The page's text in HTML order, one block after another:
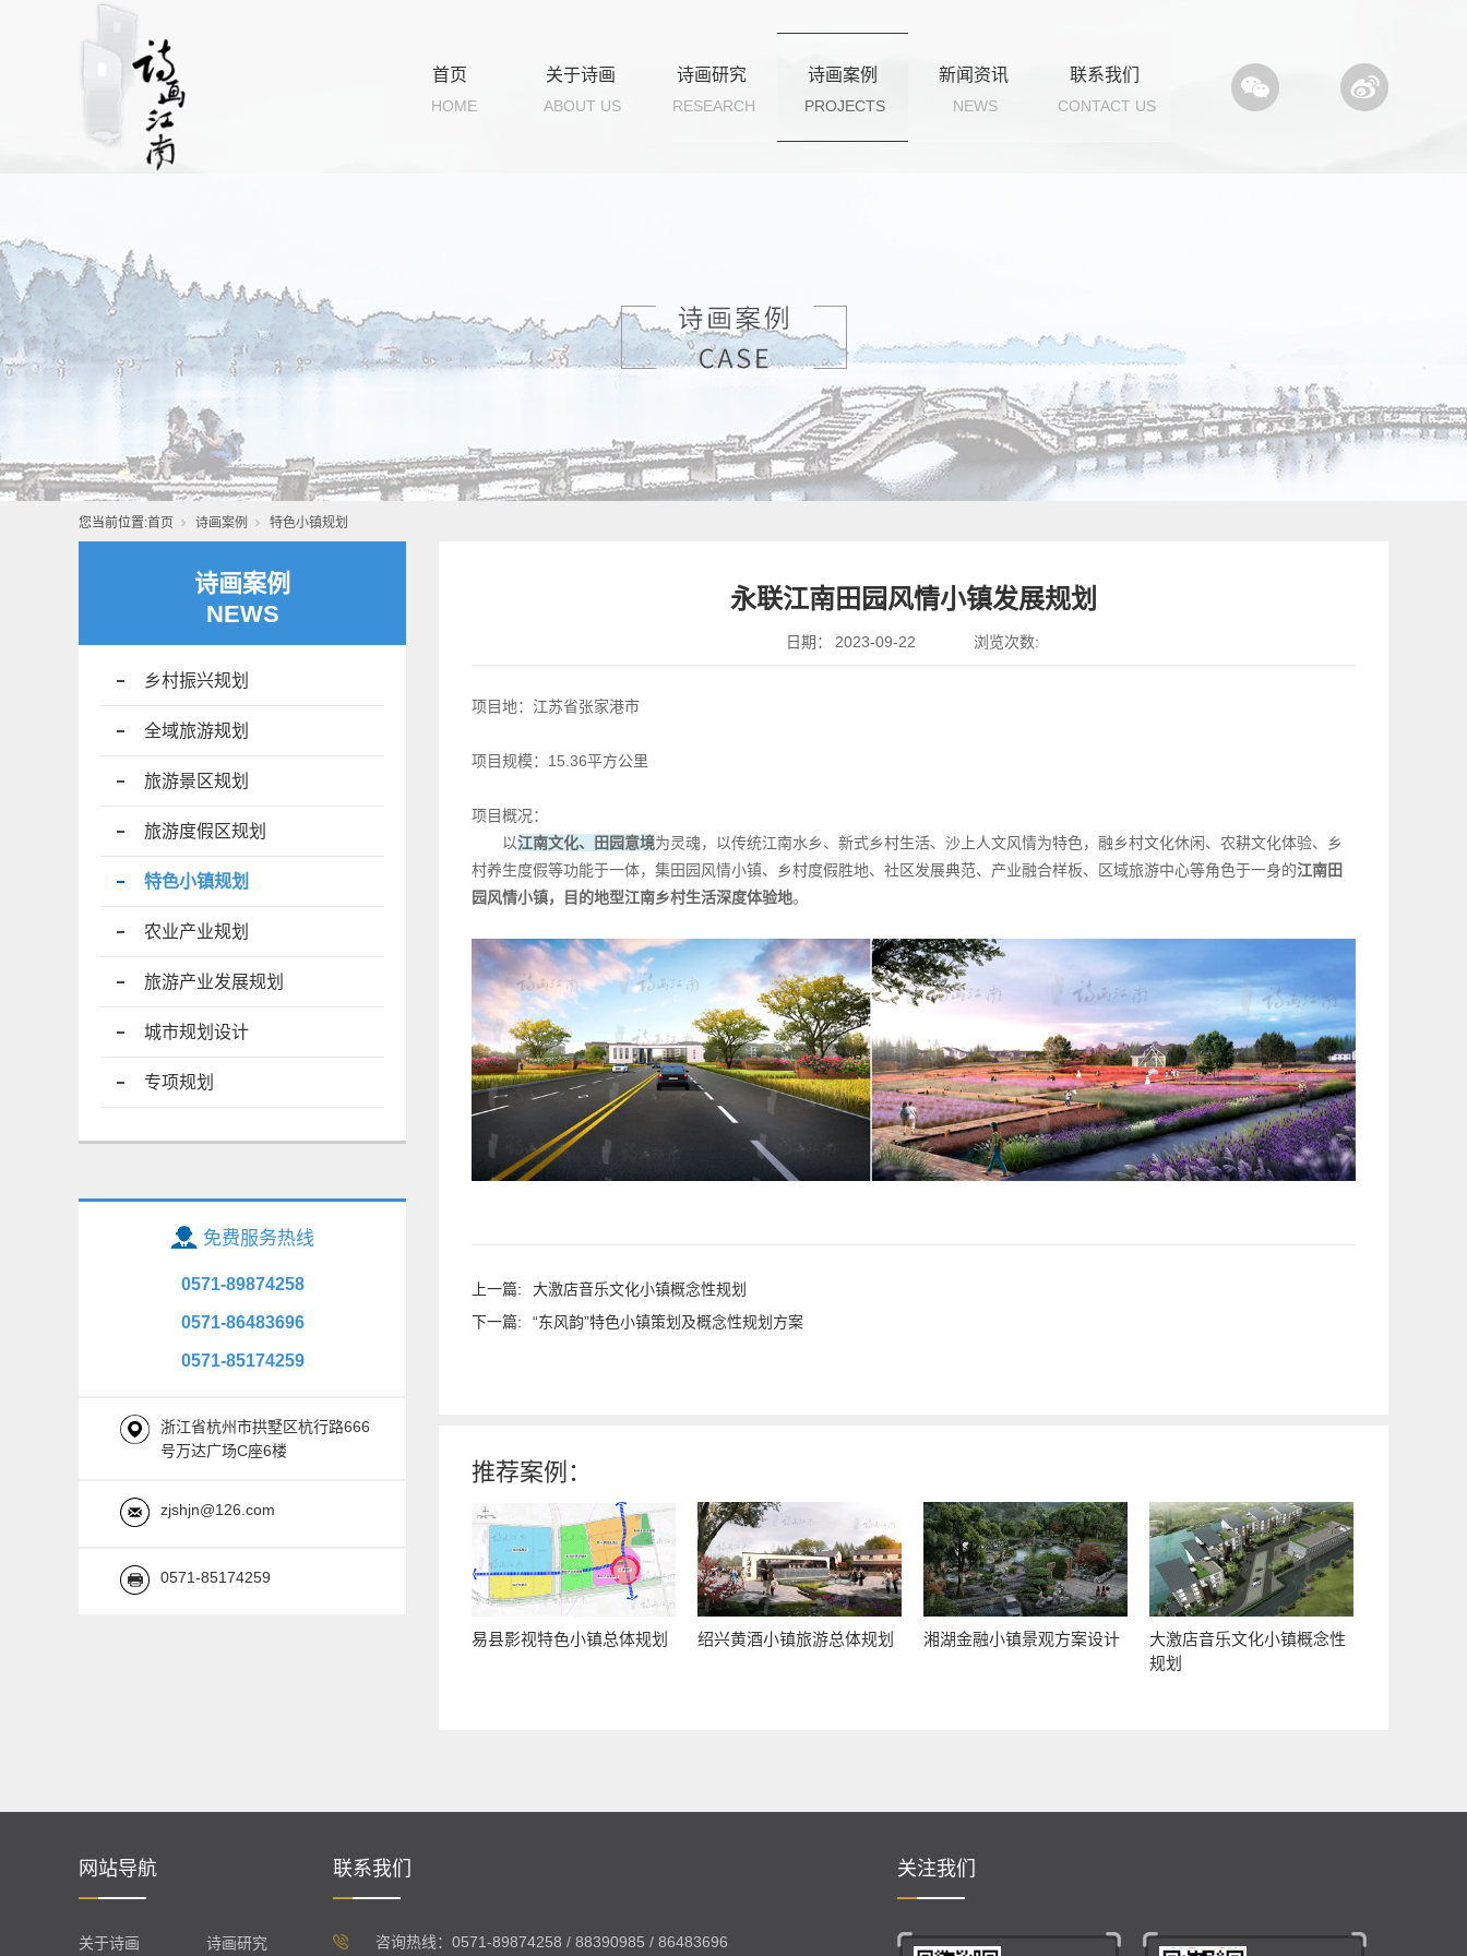
首页 关于诗画 诗画研究 诗画案例 新闻资讯 联系我们
HOME ABOUT US RESEARCH PROJECTS NEWS CONTACT US
您当前位置:首页 诗画案例 特色小镇规划
诗画案例
NEWS
乡村振兴规划
全域旅游规划
旅游景区规划
旅游度假区规划
特色小镇规划
农业产业规划
旅游产业发展规划
城市规划设计
专项规划
免费服务热线
0571-89874258
0571-86483696
0571-85174259
浙江省杭州市拱墅区杭行路666
号万达广场C座6楼
zjshjn@126.com
0571-85174259
永联江南田园风情小镇发展规划
日期： 2023-09-22 浏览次数:
项目地： 江苏省张家港市
项目规模： 15.36平方公里
项目概况：
以江南文化、田园意境为灵魂，以传统江南水乡、新式乡村生活、沙上人文风情为特色，融乡村文化休闲、农耕文化体验、乡
村养生度假等功能于一体，集田园风情小镇、乡村度假胜地、社区发展典范、产业融合样板、区域旅游中心等角色于一身的江南田
园风情小镇，目的地型江南乡村生活深度体验地。
上一篇:
大激店音乐文化小镇概念性规划
下一篇:
“东风韵”特色小镇策划及概念性规划方案
推荐案例：
易县影视特色小镇总体规划 绍兴黄酒小镇旅游总体规划 湘湖金融小镇景观方案设计
大激店音乐文化小镇概念性
规划
网站导航
关于诗画 诗画研究
联系我们
咨询热线：0571-89874258 / 88390985 / 86483696
关注我们